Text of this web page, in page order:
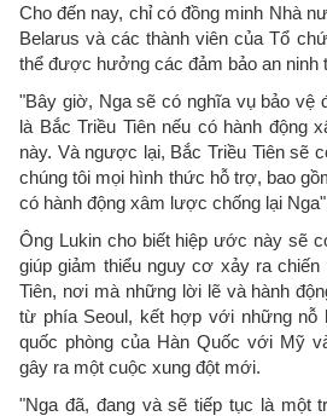
Cho đến nay, chỉ có đồng minh Nhà
Belarus và các thành viên của Tổ
thể được hưởng các đảm bảo an ninh
"Bây giờ, Nga sẽ có nghĩa vụ bảo vệ
là Bắc Triều Tiên nếu có hành động
này. Và ngược lại, Bắc Triều Tiên sẽ
chúng tôi mọi hình thức hỗ trợ, bao
có hành động xâm lược chống lại
Ông Lukin cho biết hiệp ước này sẽ
giúp giảm thiểu nguy cơ xảy ra chiến
Tiên, nơi mà những lời lẽ và hành
từ phía Seoul, kết hợp với những nỗ
quốc phòng của Hàn Quốc với Mỹ
gây ra một cuộc xung đột mới.
"Nga đã, đang và sẽ tiếp tục là một